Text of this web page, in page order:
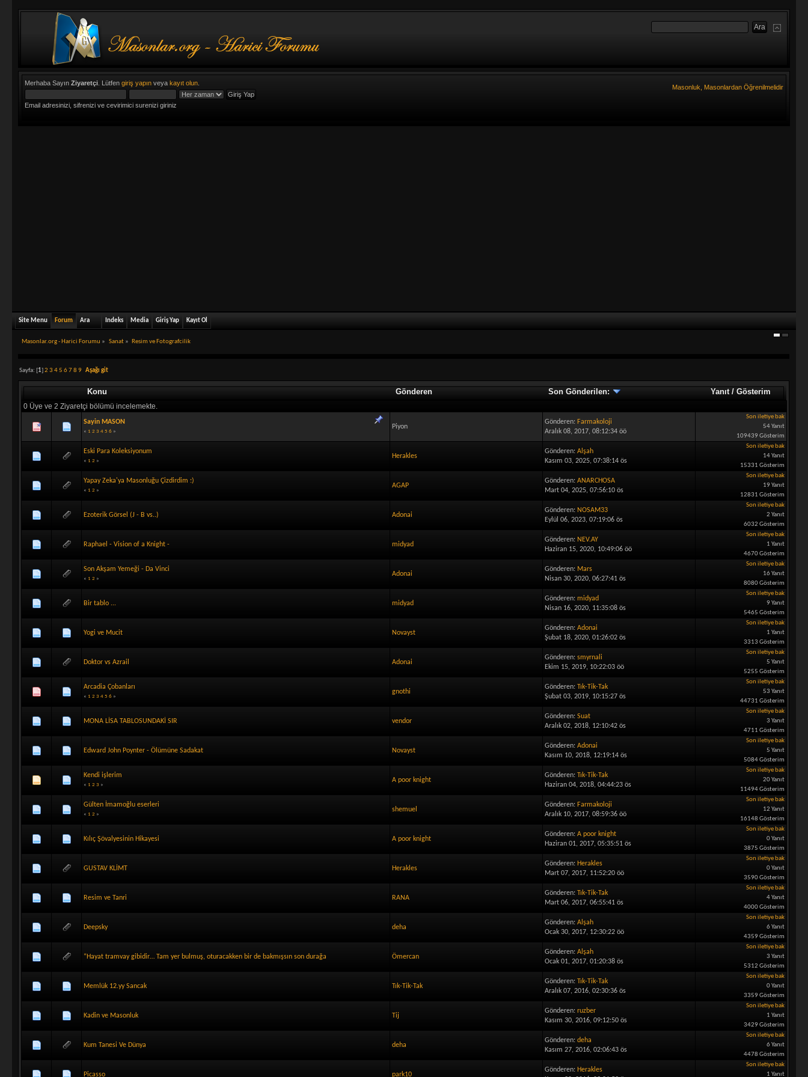
Merhaba SayınZiyaretçi . Lütfengiriş yapın veyakayıt olun
Email adresinizi, sifrenizi ve cevirimici surenizi giriniz
Masonluk, Masonlardan Öğrenilmelidir
Site Menu Forum Ara Indeks Media Giriş Yap Kayıt Ol
Masonlar.org - Harici Forumu » Sanat» Resim ve Fotografcilik
Sayfa: [1]2 3 4 5 6 7 8 9 Aşağı git
Konu Gönderen Son Gönderilen: Yanıt/Gösterim
0 Üye ve 2 Ziyaretçi bölümü incelemekte.
Sayin MASON
« 1 2 3 4 5 6 »
Piyon
Gönderen: Farmakoloji
Aralık 08, 2017, 08:12:34 öö
Son iletiye bak
54 Yanıt
109439 Gösterim
Eski Para Koleksiyonum
« 1 2 »
Herakles
Gönderen:Alşah
Kasım 03, 2025, 07:38:14 ös
Son iletiye bak
14 Yanıt
15331 Gösterim
Yapay Zeka'ya Masonluğu Çizdirdim :)
« 1 2 »
AGAP
Gönderen:ANARCHOSA
Mart 04, 2025, 07:56:10 ös
Son iletiye bak
19 Yanıt
12831 Gösterim
Ezoterik Görsel (J - B vs..) Adonai
Gönderen: NOSAM33
Eylül 06, 2023, 07:19:06 ös
Son iletiye bak
2 Yanıt
6032 Gösterim
Raphael - Vision of a Knight - midyad
Gönderen: NEV.AY
Haziran 15, 2020, 10:49:06 öö
Son iletiye bak
1 Yanıt
4670 Gösterim
Son Akşam Yemeği - Da Vinci
« 1 2 »
Adonai
Gönderen: Mars
Nisan 30, 2020, 06:27:41 ös
Son iletiye bak
16 Yanıt
8080 Gösterim
Bir tablo ... midyad
Gönderen:midyad
Nisan 16, 2020, 11:35:08 ös
Son iletiye bak
9 Yanıt
5465 Gösterim
Yogi ve Mucit Novayst
Gönderen:Adonai
Şubat 18, 2020, 01:26:02 ös
Son iletiye bak
1 Yanıt
3313 Gösterim
Doktor vs Azrail Adonai
Gönderen:smyrnali
Ekim 15, 2019, 10:22:03 öö
Son iletiye bak
5 Yanıt
5255 Gösterim
Arcadia Çobanları
« 1 2 3 4 5 6 »
gnothi
Gönderen:Tık-Tik-Tak
Şubat 03, 2019, 10:15:27 ös
Son iletiye bak
53 Yanıt
44731 Gösterim
MONA LİSA TABLOSUNDAKİ SIR vendor
Gönderen:Suat
Aralık 02, 2018, 12:10:42 ös
Son iletiye bak
3 Yanıt
4711 Gösterim
Edward John Poynter - Ölümüne Sadakat Novayst
Gönderen:Adonai
Kasım 10, 2018, 12:19:14 ös
Son iletiye bak
5 Yanıt
5084 Gösterim
Kendi işlerim
« 1 2 3 »
A poor knight
Gönderen:Tık-Tik-Tak
Haziran 04, 2018, 04:44:23 ös
Son iletiye bak
20 Yanıt
11494 Gösterim
Gülten İmamoğlu eserleri
« 1 2 »
shemuel
Gönderen: Farmakoloji
Aralık 10, 2017, 08:59:36 öö
Son iletiye bak
12 Yanıt
16148 Gösterim
Kılıç Şövalyesinin Hikayesi A poor knight
Gönderen:A poor knight
Haziran 01, 2017, 05:35:51 ös
Son iletiye bak
0 Yanıt
3875 Gösterim
GUSTAV KLİMT Herakles
Gönderen: Herakles
Mart 07, 2017, 11:52:20 öö
Son iletiye bak
0 Yanıt
3590 Gösterim
Resim ve Tanri RANA
Gönderen:Tık-Tik-Tak
Mart 06, 2017, 06:55:41 ös
Son iletiye bak
4 Yanıt
4000 Gösterim
Deepsky deha
Gönderen:Alşah
Ocak 30, 2017, 12:30:22 öö
Son iletiye bak
6 Yanıt
4359 Gösterim
“Hayat tramvay gibidir… Tam yer bulmuş, oturacakken bir de bakmışsın son durağa Ömercan
Gönderen:Alşah
Ocak 01, 2017, 01:20:38 ös
Son iletiye bak
3 Yanıt
5312 Gösterim
Memlük 12.yy Sancak Tık-Tik-Tak
Gönderen:Tık-Tik-Tak
Aralık 07, 2016, 02:30:36 ös
Son iletiye bak
0 Yanıt
3359 Gösterim
Kadin ve Masonluk Tij
Gönderen:ruzber
Kasım 30, 2016, 09:12:50 ös
Son iletiye bak
1 Yanıt
3429 Gösterim
Kum Tanesi Ve Dünya deha
Gönderen:deha
Kasım 27, 2016, 02:06:43 ös
Son iletiye bak
6 Yanıt
4478 Gösterim
Picasso park10
Gönderen: Herakles
Son iletiye bak
1 Yanıt